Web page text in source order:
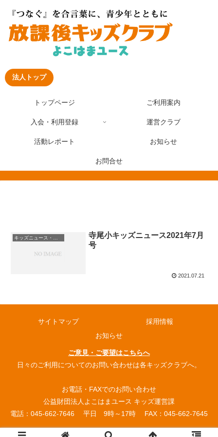
法人トップ
トップページ ご利用案内
入会・利用登録 運営クラブ
活動レポート お知らせ
お問合せ
キッズニュース・お知らせ
寺尾小キッズニュース2021年7月
号
2021.07.21
サイトマップ
採用情報
お知らせ
ご意見・ご要望はこちらへ
日々のご利用についてのお問い合わせは各キッズクラブへ。
お電話・FAXでのお問い合わせ
公益財団法人よこはまユース キッズ運営課
電話：045-662-7646 平日 9時～17時 FAX：045-662-7645